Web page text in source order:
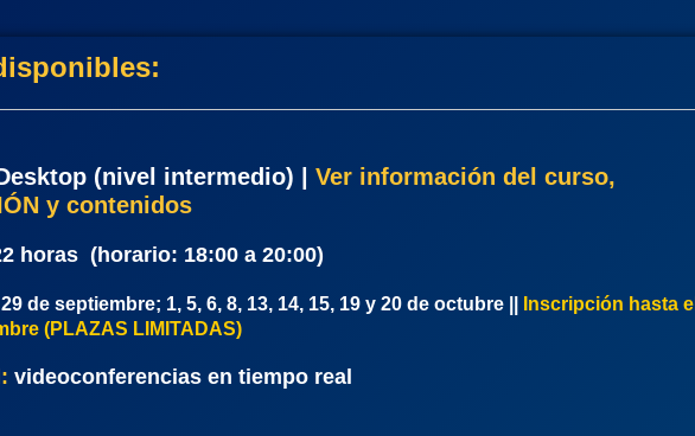
(nivel intermedio)
Ver información del curso,
y contenidos
horas (horario: 18:00 a 20:00)
de septiembre; 1, 5, 6, 8, 13, 14, 15, 19 y 20 de octubre
Inscripción hasta el
(PLAZAS LIMITADAS)
videoconferencias en tiempo real